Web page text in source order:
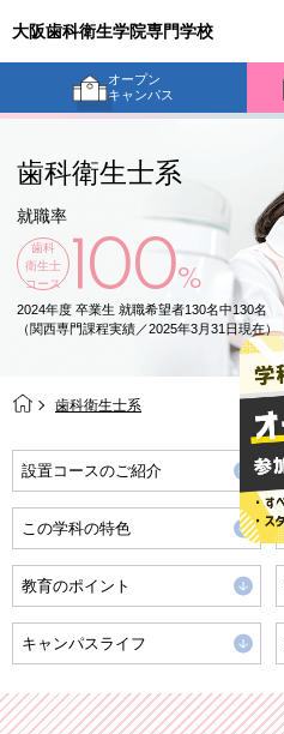
大阪歯科衛生学院専門学校
オープン
キャンパス
歯科衛生士系
就職率
歯科
衛生士
コース
100%
2024年度 卒業生 就職希望者130名中130名
（関西専門課程実績／2025年3月31日現在）
歯科衛生士系
設置コースのご紹介
この学科の特色
教育のポイント
キャンパスライフ